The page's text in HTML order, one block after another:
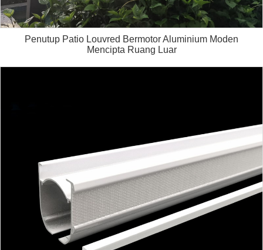
Penutup Patio Louvred Bermotor Aluminium Moden
Mencipta Ruang Luar